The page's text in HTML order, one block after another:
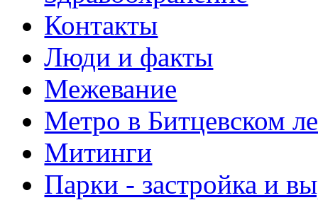
Контакты
Люди и факты
Межевание
Метро в Битцевском
Митинги
Парки - застройка и